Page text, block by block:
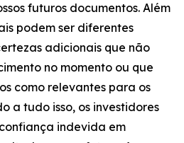
futuros documentos. Além
podem ser diferentes
adicionais que não
no momento ou que
como relevantes para os
a tudo isso, os investidores
indevida em